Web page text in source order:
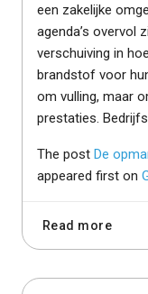
een zakelijke
agenda’s overvol
verschuiving in
brandstof voor
om vulling, maar
prestaties.
The post De
appeared first on
Read more